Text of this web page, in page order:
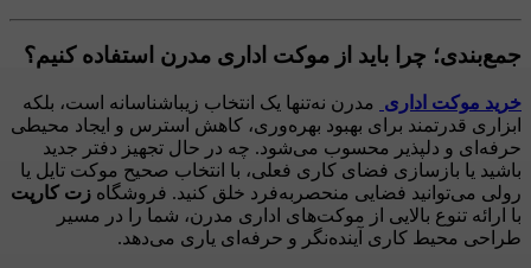
جمع‌بندی؛ چرا باید از موکت اداری مدرن استفاده کنیم؟
خرید موکت اداری
مدرن نه‌تنها یک انتخاب زیباشناسانه است، بلکه
ابزاری قدرتمند برای بهبود بهره‌وری، کاهش استرس و ایجاد محیطی
حرفه‌ای و دلپذیر محسوب می‌شود. چه در حال تجهیز دفتر جدید
باشید یا بازسازی فضای کاری فعلی، با انتخاب صحیح موکت تایل یا
رولی می‌توانید فضایی منحصربه‌فرد خلق کنید. فروشگاه زت کارپت
با ارائه تنوع بالایی از موکت‌های اداری مدرن، شما را در مسیر
طراحی محیط کاری آینده‌نگر و حرفه‌ای یاری می‌دهد.